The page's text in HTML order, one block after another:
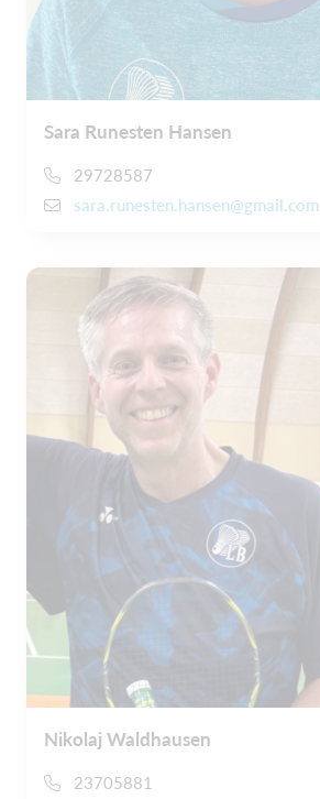
Sara Runesten Hansen
29728587
sara.runesten.hansen@gmail.com
Nikolaj Waldhausen
23705881